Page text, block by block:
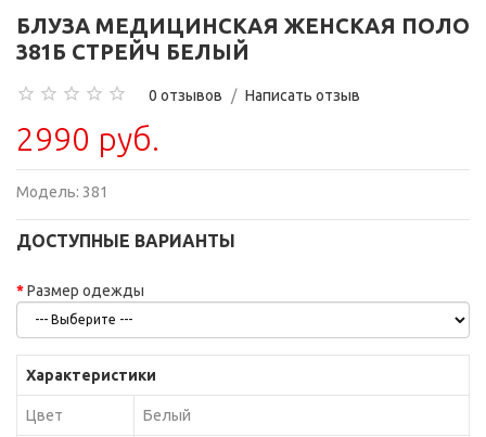
БЛУЗА МЕДИЦИНСКАЯ ЖЕНСКАЯ ПОЛО
381Б СТРЕЙЧ БЕЛЫЙ
0 отзывов / Написать отзыв
2990 руб.
Модель: 381
ДОСТУПНЫЕ ВАРИАНТЫ
Размер одежды
Характеристики
Цвет Белый